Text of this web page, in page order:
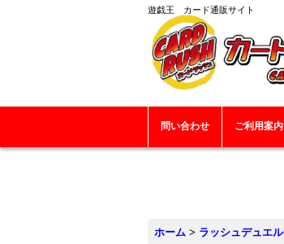
遊戯王 カード通販サイト
問い合わせ ご利用案内
ホーム > ラッシュデュエル